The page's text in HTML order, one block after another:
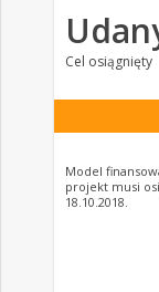
Cel osiągnięty
Model
projekt musi
18.10.2018.